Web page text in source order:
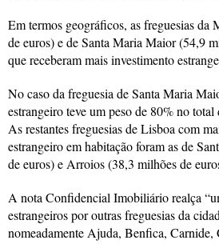
Em termos geográficos, as freguesias da
de euros) e de Santa Maria Maior (54,9
que receberam mais investimento
No caso da freguesia de Santa Maria
estrangeiro teve um peso de 80% no total
As restantes freguesias de Lisboa com
estrangeiro em habitação foram as de
de euros) e Arroios (38,3 milhões de
A nota Confidencial Imobiliário realça
estrangeiros por outras freguesias da
nomeadamente Ajuda, Benfica,